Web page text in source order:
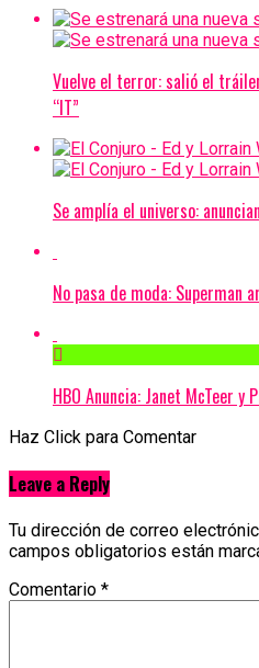
Vuelve el terror: salió el
“IT”
Se amplía el universo:
No pasa de moda: Superman
HBO Anuncia: Janet McTeer y
Haz Click para Comentar
Leave a Reply
Tu dirección de correo
campos obligatorios están
Comentario *